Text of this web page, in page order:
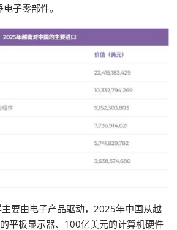
子零部件。
要由电子产品驱动，2025年中国从越
平板显示器、100亿美元的计算机硬件